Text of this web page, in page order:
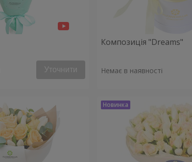
Уточнити
Композиція "Dreams"
Немає в наявності